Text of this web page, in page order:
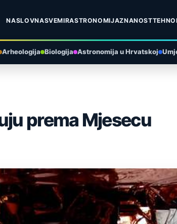
NASLOVNASVEMIRASTRONOMIJAZNANOST
Arheologija Biologija Astronomija u Hrvatskoj
prema Mjesecu